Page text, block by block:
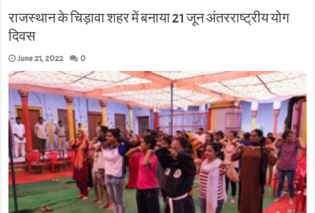
राजस्थान के चिड़ावा शहर में बनाया 21 जून अंतरराष्ट्रीय योग
दिवस
June 21, 2022 0